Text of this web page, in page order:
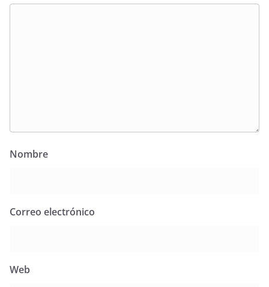
Nombre
Correo electrónico
Web